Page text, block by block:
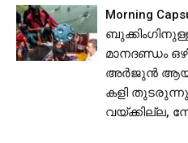
Morning
മാനദണ്ഡം
അർജുൻ
കളി തുടരുന്നു
വയ്ക്കില്ല,